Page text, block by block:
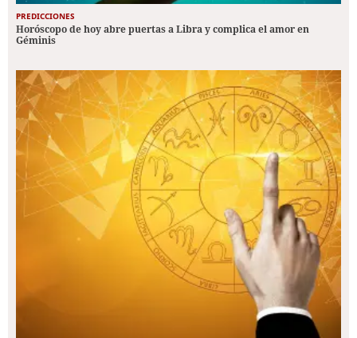
PREDICCIONES
Horóscopo de hoy abre puertas a Libra y complica el amor en
Géminis